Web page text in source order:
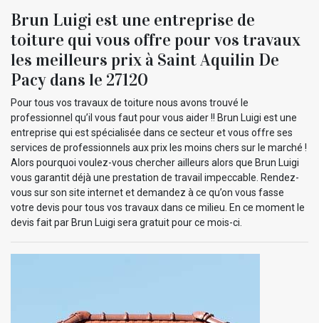
Brun Luigi est une entreprise de
toiture qui vous offre pour vos travaux
les meilleurs prix à Saint Aquilin De
Pacy dans le 27120
Pour tous vos travaux de toiture nous avons trouvé le
professionnel qu’il vous faut pour vous aider !! Brun Luigi est une
entreprise qui est spécialisée dans ce secteur et vous offre ses
services de professionnels aux prix les moins chers sur le marché !
Alors pourquoi voulez-vous chercher ailleurs alors que Brun Luigi
vous garantit déjà une prestation de travail impeccable. Rendez-
vous sur son site internet et demandez à ce qu’on vous fasse
votre devis pour tous vos travaux dans ce milieu. En ce moment le
devis fait par Brun Luigi sera gratuit pour ce mois-ci.